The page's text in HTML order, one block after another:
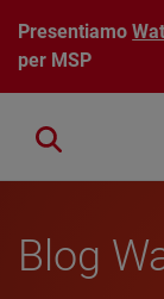
Salta al
Presentiamo
per MSP
Close
Blog